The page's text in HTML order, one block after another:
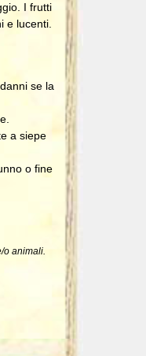
I frutti
e lucenti.
se la
a siepe
o fine
o animali.